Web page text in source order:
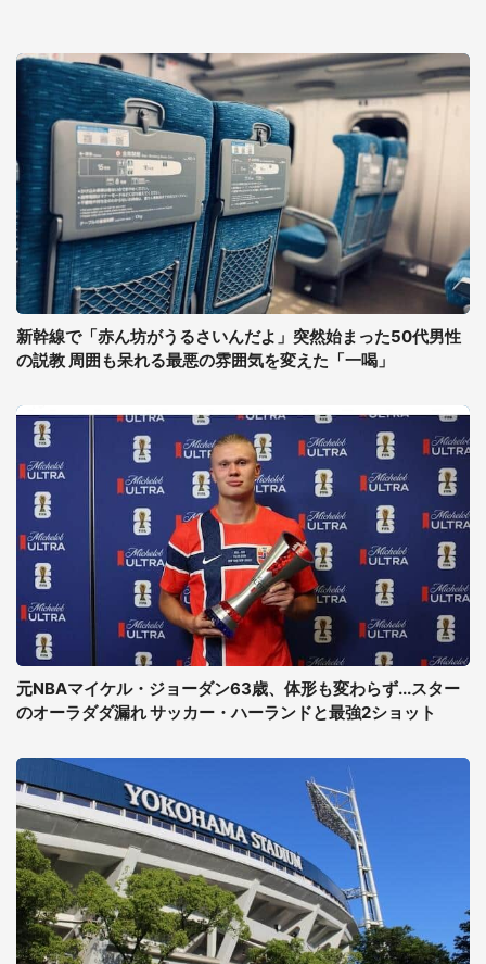
新幹線で「赤ん坊がうるさいんだよ」突然始まった50代男性
の説教 周囲も呆れる最悪の雰囲気を変えた「一喝」
元NBAマイケル・ジョーダン63歳、体形も変わらず...スター
のオーラダダ漏れ サッカー・ハーランドと最強2ショット